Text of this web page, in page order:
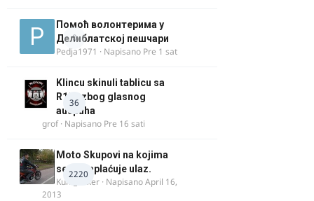
0
Помоћ волонтерима у
Делиблатској пешчари
Pedja1971 · Napisano Pre 1 sat
36
Klincu skinuli tablicu sa
R125 zbog glasnog
auspuha
grof· Napisano Pre 16 sati
2220
Moto Skupovi na kojima
se ne naplaćuje ulaz.
Kum_Mixer · NapisanoApril 16,
2013